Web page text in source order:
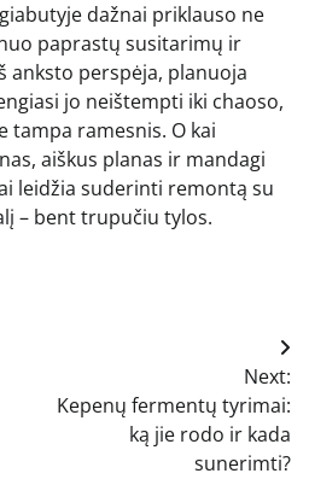
dažnai priklauso ne
paprastų susitarimų ir
anksto perspėja, planuoja
jo neištempti iki chaoso,
tampa ramesnis. O kai
aiškus planas ir mandagi
leidžia suderinti remontą su
– bent trupučiu tylos.
Next:
Kepenų fermentų tyrimai:
ką jie rodo ir kada
sunerimti?